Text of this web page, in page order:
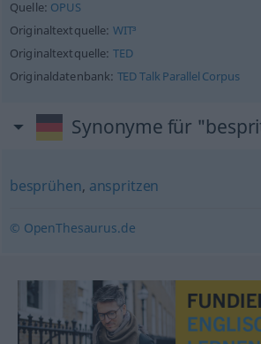
Quelle: OPUS
Originaltextquelle: WIT³
Originaltextquelle: TED
Originaldatenbank: TED Talk Parallel Corpus
Synonyme für
besprühen, anspritzen
© OpenThesaurus.de